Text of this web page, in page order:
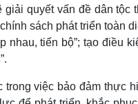
quyết vấn đề dân tộc
sách phát triển toàn
nhau, tiến bộ”; tạo điều
việc bảo đảm thực